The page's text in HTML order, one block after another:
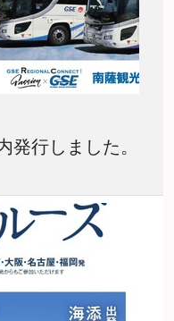
行しました。